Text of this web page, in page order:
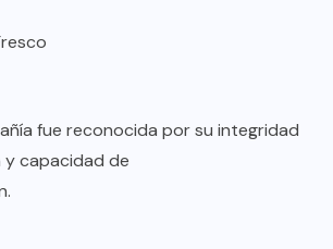
fue reconocida por su integridad
y capacidad de